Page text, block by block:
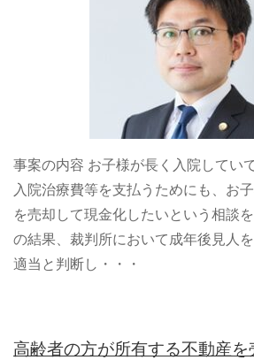
事案の内容 お子様が長く入院してい
入院治療費等を支払うためにも、お
を売却して現金化したいという相談
の結果、裁判所において成年後見人
適当と判断し・・・
高齢者の方が所有する不動産